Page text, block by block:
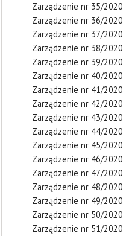
Zarządzenie nr 35/2020
Zarządzenie nr 36/2020
Zarządzenie nr 37/2020
Zarządzenie nr 38/2020
Zarządzenie nr 39/2020
Zarządzenie nr 40/2020
Zarządzenie nr 41/2020
Zarządzenie nr 42/2020
Zarządzenie nr 43/2020
Zarządzenie nr 44/2020
Zarządzenie nr 45/2020
Zarządzenie nr 46/2020
Zarządzenie nr 47/2020
Zarządzenie nr 48/2020
Zarządzenie nr 49/2020
Zarządzenie nr 50/2020
Zarządzenie nr 51/2020